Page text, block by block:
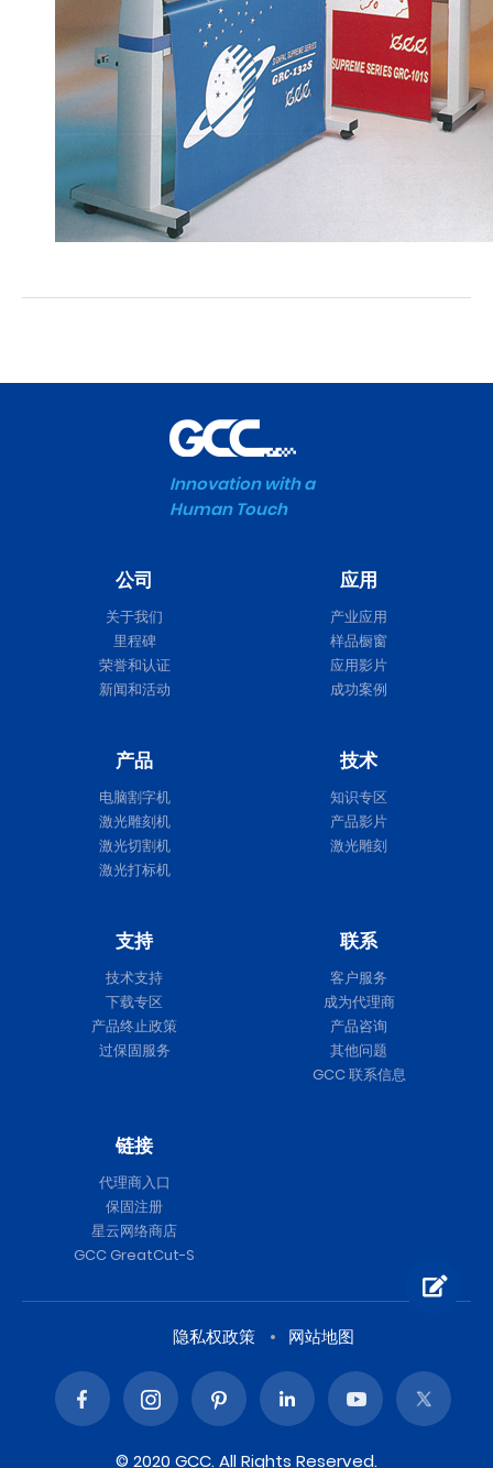
Innovation with a
Human Touch
公司
关于我们
里程碑
荣誉和认证
新闻和活动
应用
产业应用
样品橱窗
应用影片
成功案例
产品
电脑割字机
激光雕刻机
激光切割机
激光打标机
技术
知识专区
产品影片
激光雕刻
支持
技术支持
下载专区
产品终止政策
过保固服务
联系
客户服务
成为代理商
产品咨询
其他问题
GCC 联系信息
链接
代理商入口
保固注册
星云网络商店
GCC GreatCut-S
隐私权政策 网站地图
© 2020 GCC. All Rights Reserved.